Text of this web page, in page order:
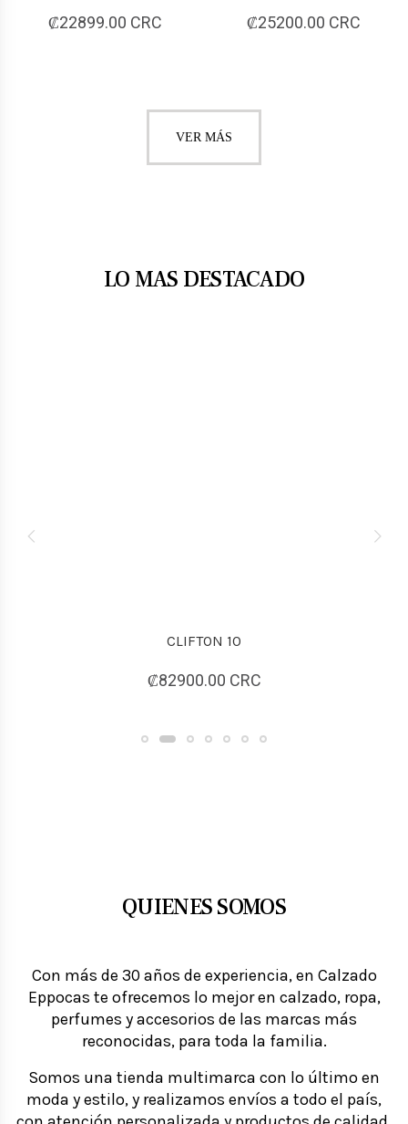
₡22899.00 CRC ₡25200.00 CRC
VER MÁS
LO MAS DESTACADO
CLIFTON 10
₡82900.00 CRC
QUIENES SOMOS
Con más de 30 años de experiencia, en Calzado
Eppocas te ofrecemos lo mejor en calzado, ropa,
perfumes y accesorios de las marcas más
reconocidas, para toda la familia.
Somos una tienda multimarca con lo último en
moda y estilo, y realizamos envíos a todo el país,